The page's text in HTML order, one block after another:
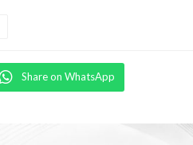
Share on WhatsApp